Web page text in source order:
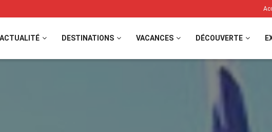
ACTUALITÉ DESTINATIONS VACANCES DÉCOUVERTE